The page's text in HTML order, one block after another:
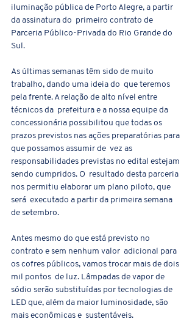
iluminação pública de Porto Alegre, a partir
da assinatura do  primeiro contrato de
Parceria Público-Privada do Rio Grande do
Sul.
As últimas semanas têm sido de muito
trabalho, dando uma ideia do  que teremos
pela frente. A relação de alto nível entre
técnicos da  prefeitura e a nossa equipe da
concessionária possibilitou que todas os
prazos previstos nas ações preparatórias para
que possamos assumir de  vez as
responsabilidades previstas no edital estejam
sendo cumpridos. O  resultado desta parceria
nos permitiu elaborar um plano piloto, que
será  executado a partir da primeira semana
de setembro.
Antes mesmo do que está previsto no
contrato e sem nenhum valor  adicional para
os cofres públicos, vamos trocar mais de dois
mil pontos  de luz. Lâmpadas de vapor de
sódio serão substituídas por tecnologias de
LED que, além da maior luminosidade, são
mais econômicas e  sustentáveis.